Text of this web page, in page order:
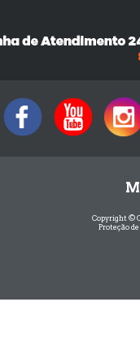
Copyright ©
Proteção